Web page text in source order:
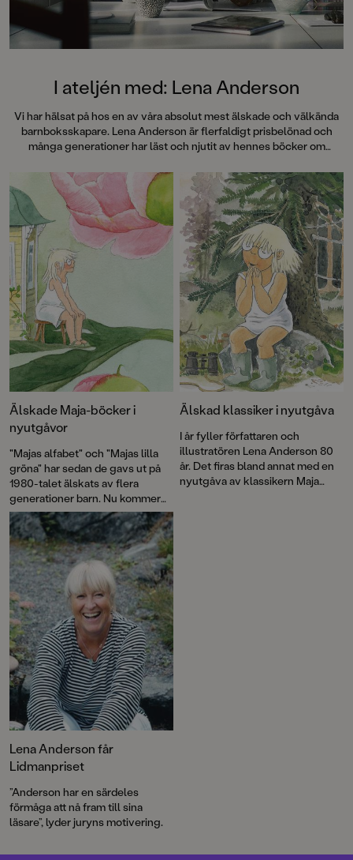
särskilt att rutscha med i Jenny
Dahlbergs bilder som inte sitter still
en enda sekund. På vartenda
uppslag finns tusen detaljer att
följa familjens hund på dess
sniffande äventyr." - Pia Huss,
DN"En bok som kommer att locka
till skratt hos såväl små som stora." -
BTJ.
I ateljén med: Lena Anderson
Vi har hälsat på hos en av våra absolut mest älskade och välkända
barnboksskapare. Lena Anderson är flerfaldigt prisbelönad och
många generationer har läst och njutit av hennes böcker om
Älskade Maja-böcker i
nyutgåvor
"Majas alfabet" och "Majas lilla
gröna" har sedan de gavs ut på
1980-talet älskats av flera
generationer barn. Nu kommer
båda böckerna i lätt bearbetade
nyutgåvor!
Älskad klassiker i nyutgåva
I år fyller författaren och
illustratören Lena Anderson 80
år. Det firas bland annat med en
nyutgåva av klassikern Maja
Lena Anderson får
Lidmanpriset
”Anderson har en särdeles
förmåga att nå fram till sina
läsare”, lyder juryns motivering.